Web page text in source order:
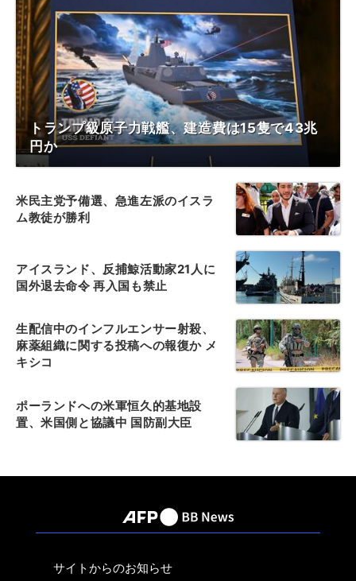
トランプ級原子力戦艦、建造費は15隻で43兆
円か
米民主党予備選、急進左派のイスラ
ム教徒が勝利
アイスランド、反捕鯨活動家21人に
国外退去命令 再入国も禁止
生配信中のインフルエンサー射殺、
麻薬組織に関する投稿への報復か メ
キシコ
ポーランドへの米軍恒久的基地設
置、米国側と協議中 国防副大臣
サイトからのお知らせ